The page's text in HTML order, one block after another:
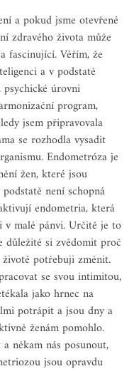
a pokud jsme otevřené
zdravého života může
fascinující. Věřím, že
a v podstatě
úrovni
program,
jsem připravovala
se rozhodla vysadit
Endometróza je
žen, které jsou
není schopná
endometria, která
v malé pánvi. Určitě je to
důležité si zvědomit proč
potřebuji změnit.
se svou intimitou,
jako hrnec na
potrápit a jsou dny a
ženám pomohlo.
někam nás posunout,
jsou opravdu